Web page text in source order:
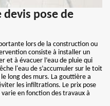
devis pose de
lors de la construction ou
consiste à installer un
et à évacuer l’eau de pluie qui
l'eau de s’accumuler sur le toit
long des murs. La gouttière a
les infiltrations. Le prix pose
en fonction des travaux à